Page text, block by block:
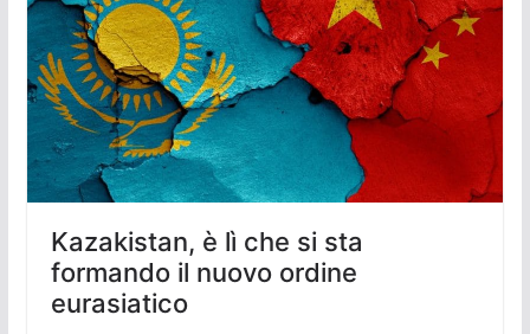
Kazakistan, è lì che si sta
formando il nuovo ordine
eurasiatico